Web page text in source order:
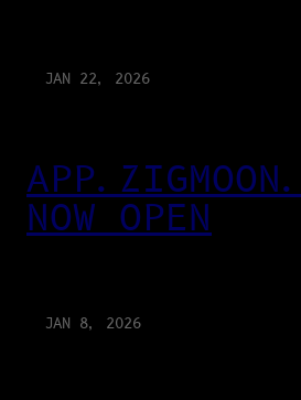
JAN 22, 2026
NOW OPEN
JAN 8, 2026